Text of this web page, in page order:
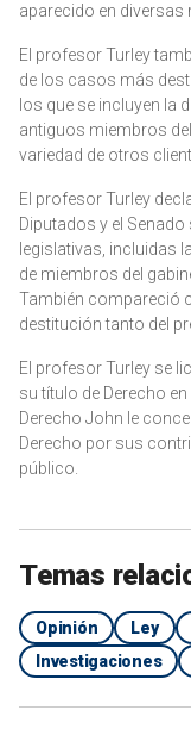
aparecido en diversas
El profesor Turley
de los casos más
los que se incluyen la
antiguos miembros
variedad de otros
El profesor Turley
Diputados y el
legislativas, incluidas
de miembros del
También compareció
destitución tanto del
El profesor Turley se
su título de Derecho
Derecho John le
Derecho por sus
público.
Temas
Opinión Ley
Investigaciones